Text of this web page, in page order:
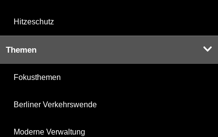
Hitzeschutz
Themen
Fokusthemen
Berliner Verkehrswende
Moderne Verwaltung